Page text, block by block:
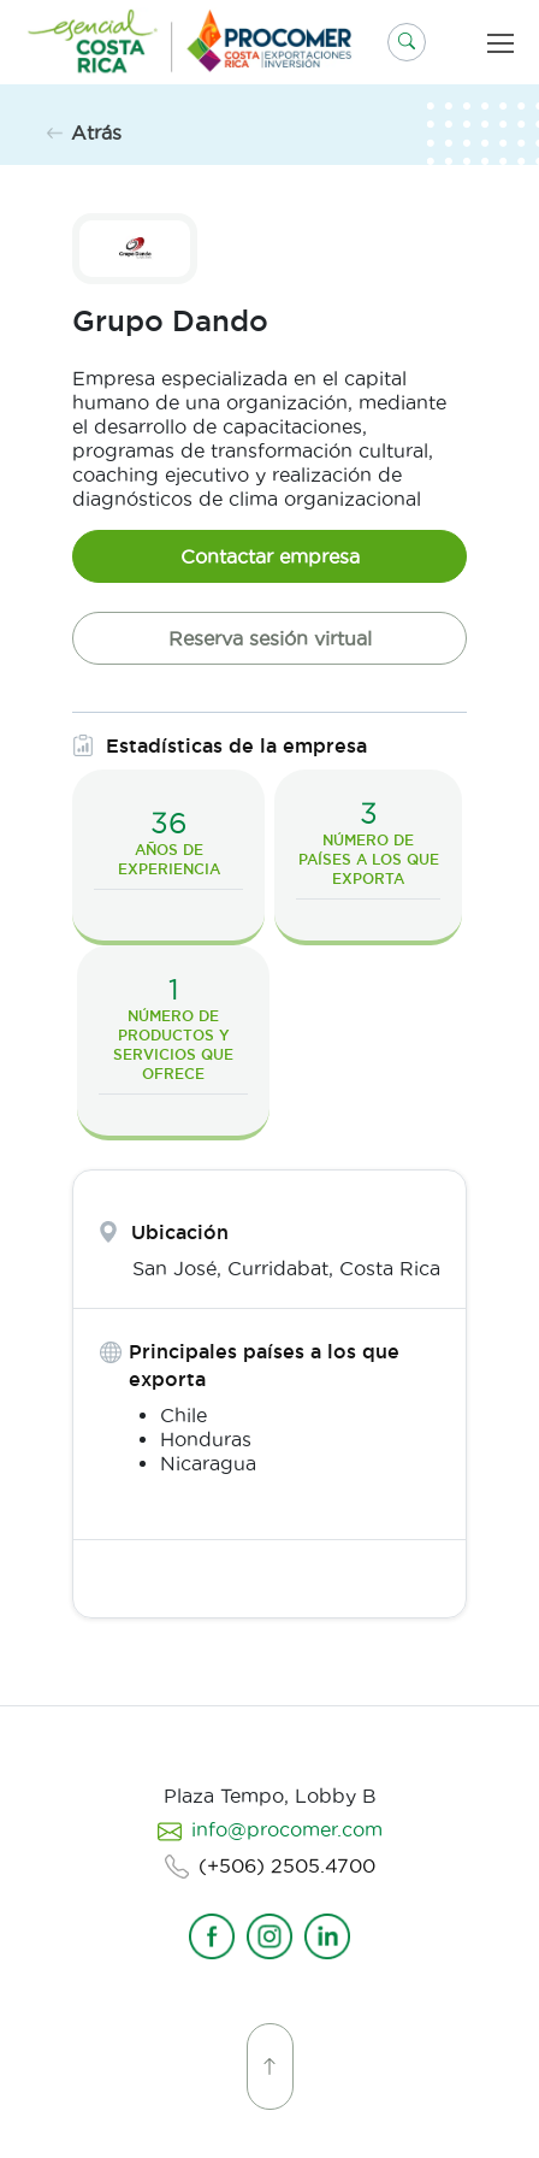
contenido
Atrás
Grupo Dando
Empresa especializada en el capital
humano de una organización, mediante
el desarrollo de capacitaciones,
programas de transformación cultural,
coaching ejecutivo y realización de
diagnósticos de clima organizacional
Contactar empresa
Reserva sesión virtual
Estadísticas de la empresa
36
AÑOS DE
EXPERIENCIA
3
NÚMERO DE
PAÍSES A LOS QUE
EXPORTA
1
NÚMERO DE
PRODUCTOS Y
SERVICIOS QUE
OFRECE
Ubicación
San José, Curridabat, Costa Rica
Principales países a los que
exporta
Chile
Honduras
Nicaragua
Plaza Tempo, Lobby B
info@procomer.com
(+506) 2505.4700